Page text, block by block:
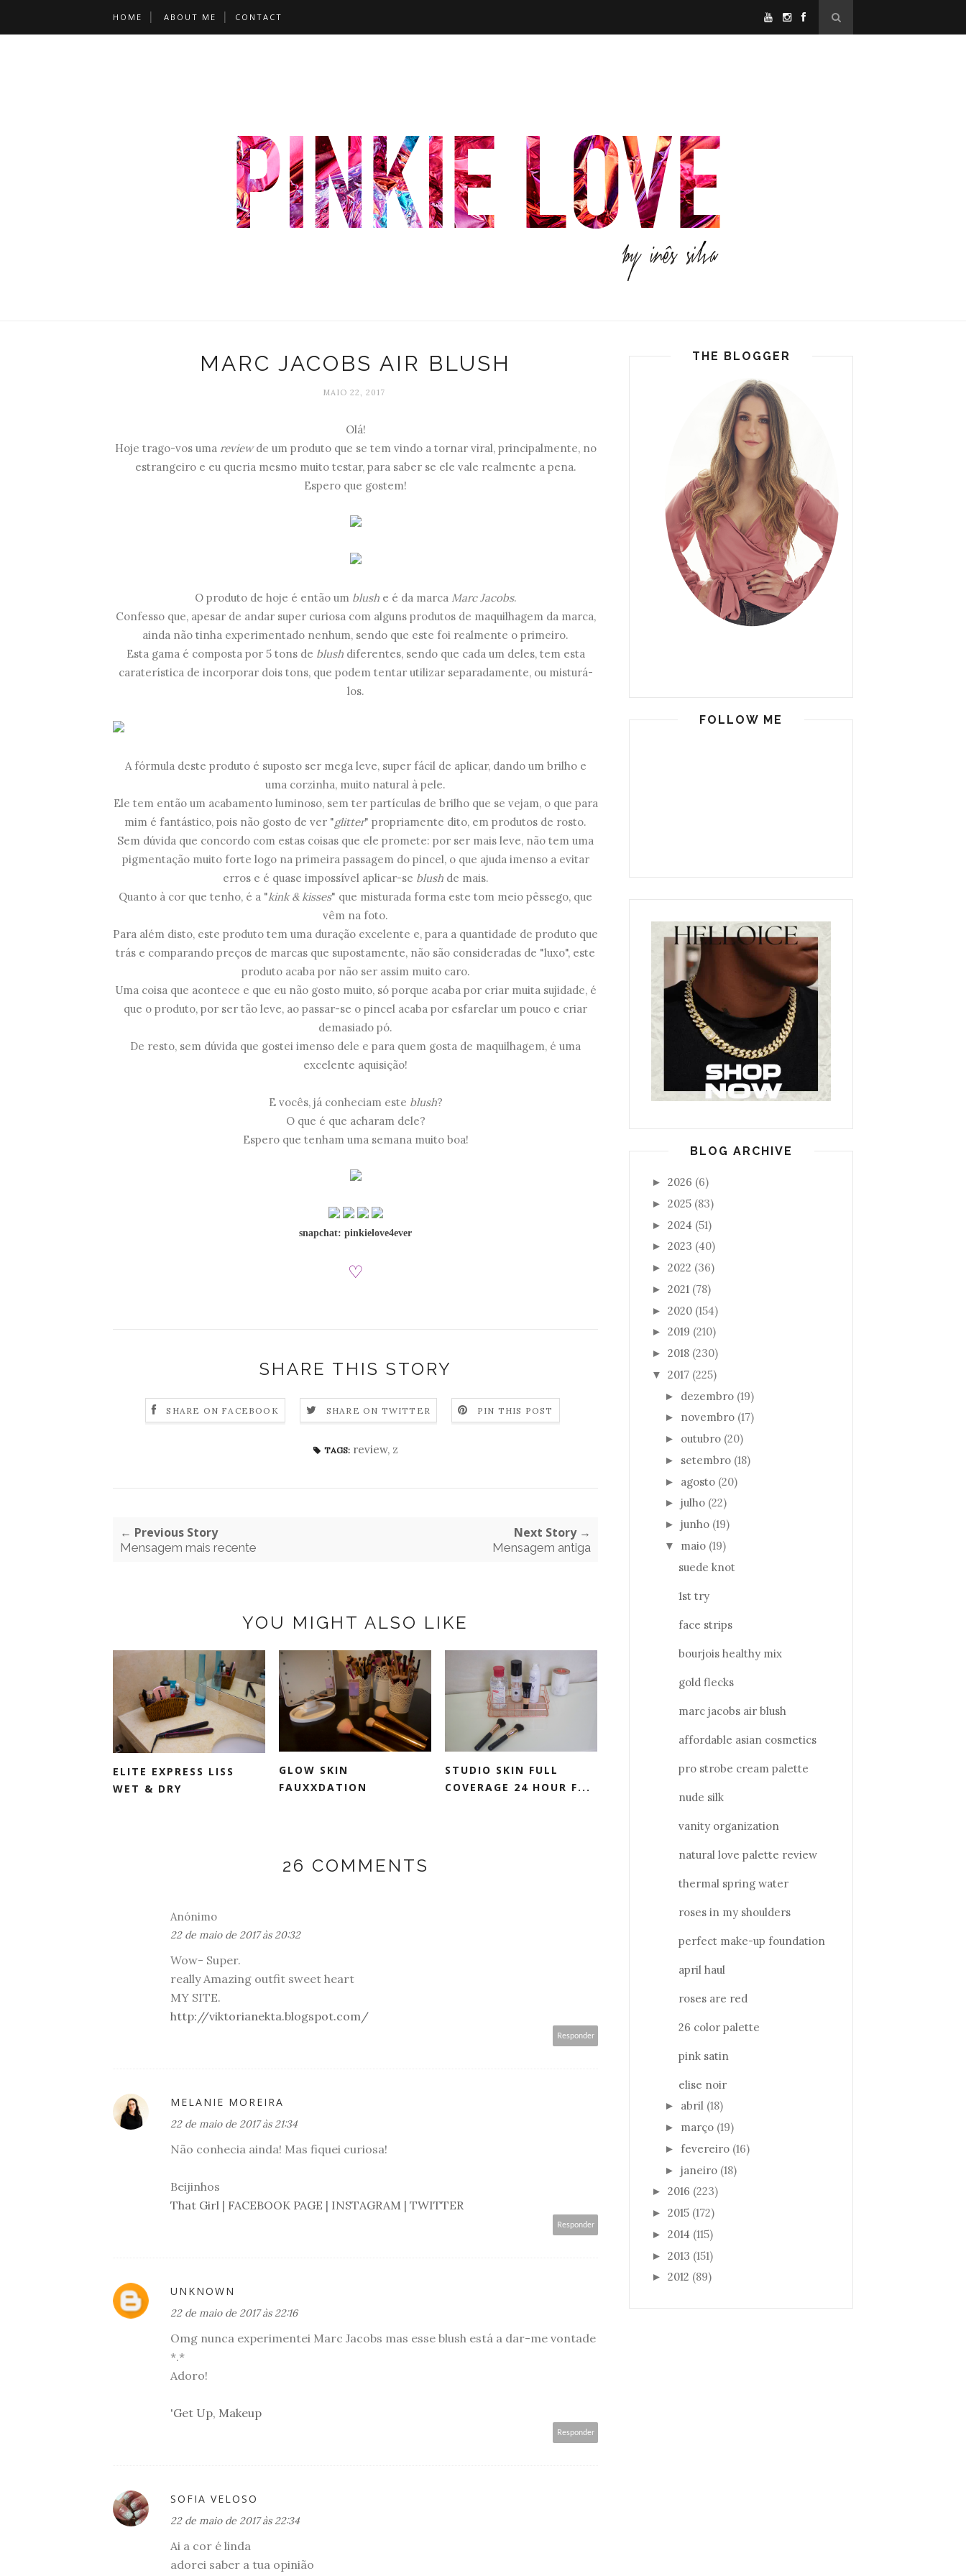
HOME ABOUT ME CONTACT
MARC JACOBS AIR BLUSH
MAIO 22, 2017
Olá!
Hoje trago-vos uma reviewde um produto que se tem vindo a tornar viral, principalmente, no
estrangeiro e eu queria mesmo muito testar, para saber se ele vale realmente a pena.
Espero que gostem!
O produto de hoje é então um blush e é da marca Marc Jacobs.
Confesso que, apesar de andar super curiosa com alguns produtos de maquilhagem da marca,
ainda não tinha experimentado nenhum, sendo que este foi realmente o primeiro.
Esta gama é composta por 5 tons de blush diferentes, sendo que cada um deles, tem esta
caraterística de incorporar dois tons, que podem tentar utilizar separadamente, ou misturá-
los.
A fórmula deste produto é suposto ser mega leve, super fácil de aplicar, dando um brilho e
uma corzinha, muito natural à pele.
Ele tem então um acabamento luminoso, sem ter partículas de brilho que se vejam, o que para
mim é fantástico, pois não gosto de ver "glitter" propriamente dito, em produtos de rosto.
Sem dúvida que concordo com estas coisas que ele promete: por ser mais leve, não tem uma
pigmentação muito forte logo na primeira passagem do pincel, o que ajuda imenso a evitar
erros e é quase impossível aplicar-se blush de mais.
Quanto à cor que tenho, é a "kink & kisses" que misturada forma este tom meio pêssego, que
vêm na foto.
Para além disto, este produto tem uma duração excelente e, para a quantidade de produto que
trás e comparando preços de marcas que supostamente, não são consideradas de "luxo", este
produto acaba por não ser assim muito caro.
Uma coisa que acontece e que eu não gosto muito, só porque acaba por criar muita sujidade, é
que o produto, por ser tão leve, ao passar-se o pincel acaba por esfarelar um pouco e criar
demasiado pó.
De resto, sem dúvida que gostei imenso dele e para quem gosta de maquilhagem, é uma
excelente aquisição!
E vocês, já conheciam este blush?
O que é que acharam dele?
Espero que tenham uma semana muito boa!
snapchat: pinkielove4ever
♡
SHARE THIS STORY
SHARE ON FACEBOOK SHARE ON TWITTER PIN THIS POST
TAGS: review, z
← Previous Story
Mensagem mais recente
Next Story →
Mensagem antiga
YOU MIGHT ALSO LIKE
ELITE EXPRESS LISS
WET & DRY
GLOW SKIN
FAUXXDATION
STUDIO SKIN FULL
COVERAGE 24 HOUR F...
26 COMMENTS
Anónimo
22 de maio de 2017 às 20:32
Wow- Super.
really Amazing outfit sweet heart
MY SITE.
http://viktorianekta.blogspot.com/
Responder
MELANIE MOREIRA
22 de maio de 2017 às 21:34
Não conhecia ainda! Mas fiquei curiosa!
Beijinhos
That Girl | FACEBOOK PAGE | INSTAGRAM | TWITTER
Responder
UNKNOWN
22 de maio de 2017 às 22:16
Omg nunca experimentei Marc Jacobs mas esse blush está a dar-me vontade
*.*
Adoro!
'Get Up, Makeup
Responder
SOFIA VELOSO
22 de maio de 2017 às 22:34
Ai a cor é linda
adorei saber a tua opinião
THE BLOGGER
FOLLOW ME
BLOG ARCHIVE
► 2026 (6)
► 2025 (83)
► 2024 (51)
► 2023 (40)
► 2022 (36)
► 2021 (78)
► 2020 (154)
► 2019 (210)
► 2018 (230)
▼ 2017 (225)
► dezembro (19)
► novembro (17)
► outubro (20)
► setembro (18)
► agosto (20)
► julho (22)
► junho (19)
▼ maio (19)
suede knot
1st try
face strips
bourjois healthy mix
gold flecks
marc jacobs air blush
affordable asian cosmetics
pro strobe cream palette
nude silk
vanity organization
natural love palette review
thermal spring water
roses in my shoulders
perfect make-up foundation
april haul
roses are red
26 color palette
pink satin
elise noir
► abril (18)
► março (19)
► fevereiro (16)
► janeiro (18)
► 2016 (223)
► 2015 (172)
► 2014 (115)
► 2013 (151)
► 2012 (89)